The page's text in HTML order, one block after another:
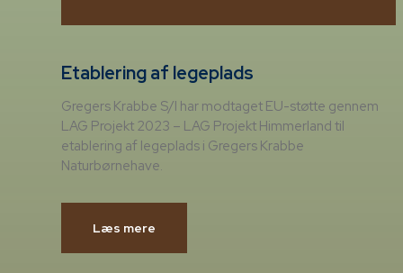
Etablering af legeplads
Gregers Krabbe S/I har modtaget EU-støtte gennem
LAG Projekt 2023 – LAG Projekt Himmerland til
etablering af legeplads i Gregers Krabbe
Naturbørnehave.
Læs mere